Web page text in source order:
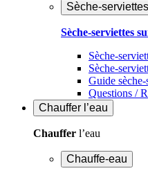
Sèche-
Sèche-serviettes
Sèche-
Sèche-
Guide sèche-
Questions /
Chauffer l’eau
Chauffer l’eau
Chauffe-eau